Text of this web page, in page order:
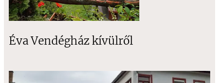
Éva Vendégház kívülről